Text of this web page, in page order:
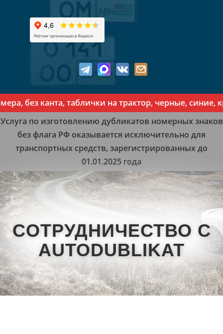
без канта, таблички на трактор, черные, синие,
Услуга по изготовлению дубликатов номерных знаков
без флага РФ оказывается исключительно для
транспортных средств, зарегистрированных до
01.01.2025 года
CОТРУДНИЧЕСТВО С
AUTODUBLIKAT